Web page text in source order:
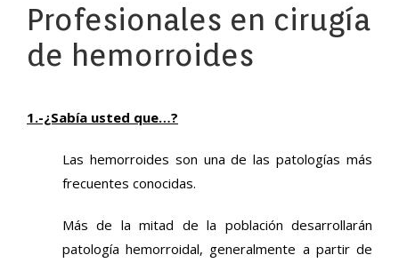
Profesionales en cirugía
de hemorroides
1.-¿Sabía usted que…?
Las hemorroides son una de las patologías más
frecuentes conocidas.
Más de la mitad de la población desarrollarán
patología hemorroidal, generalmente a partir de